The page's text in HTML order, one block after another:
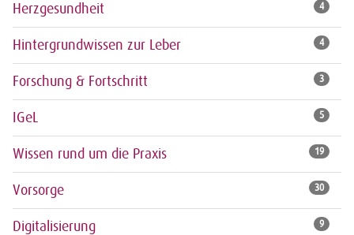
Herzgesundheit 4
Hintergrundwissen zur Leber 4
Forschung & Fortschritt 3
IGeL 5
Wissen rund um die Praxis 19
Vorsorge 30
Digitalisierung 9